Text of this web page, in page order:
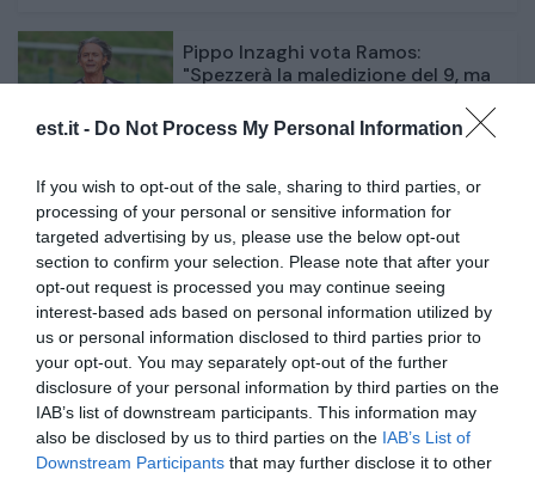
est.it - Do Not Process My Personal Information
If you wish to opt-out of the sale, sharing to third parties, or
processing of your personal or sensitive information for
targeted advertising by us, please use the below opt-out
section to confirm your selection. Please note that after your
opt-out request is processed you may continue seeing
interest-based ads based on personal information utilized by
us or personal information disclosed to third parties prior to
your opt-out. You may separately opt-out of the further
disclosure of your personal information by third parties on the
IAB’s list of downstream participants. This information may
also be disclosed by us to third parties on the IAB’s List of
Downstream Participants that may further disclose it to other
Pippo Inzaghi vota Ramos:
"Spezzerà la maledizione del 9, ma
LIVE Europei di nuoto: dalle 9 la 3
km knockout sprint con Taddeucci
e...
1 ora fa 2